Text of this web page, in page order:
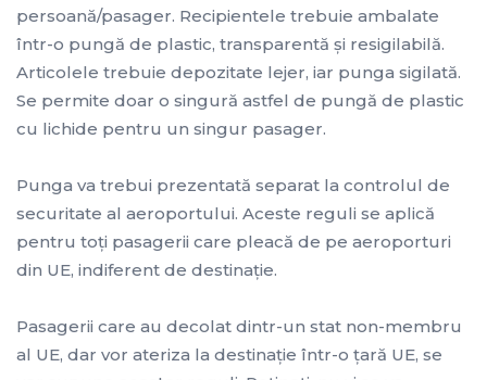
persoană/pasager. Recipientele trebuie ambalate
într-o pungă de plastic, transparentă şi resigilabilă.
Articolele trebuie depozitate lejer, iar punga sigilată.
Se permite doar o singură astfel de pungă de plastic
cu lichide pentru un singur pasager.
Punga va trebui prezentată separat la controlul de
securitate al aeroportului. Aceste reguli se aplică
pentru toţi pasagerii care pleacă de pe aeroporturi
din UE, indiferent de destinaţie.
Pasagerii care au decolat dintr-un stat non-membru
al UE, dar vor ateriza la destinaţie într-o ţară UE, se